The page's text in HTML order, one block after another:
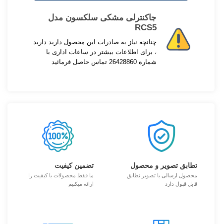
جاکنترلی مشکی سلکسون مدل
RCS5
چنانچه نیاز به صادرات این محصول دارید دارید
، برای اطلاعات بیشتر در ساعات اداری با
شماره 26428860 تماس حاصل فرمائید
تطابق تصویر و محصول
محصول ارسالی با تصویر تطابق
قابل قبول دارد
تضمین کیفیت
ما فقط محصولات با کیفیت را
ارائه میکنیم